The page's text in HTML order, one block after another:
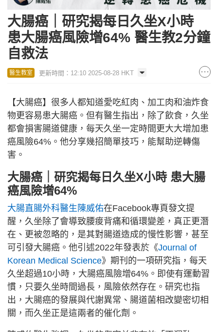
大腸癌｜研究揭每日久坐X小時
患大腸癌風險增64% 醫生教2分鐘
自救法
醫生教室 更新時間：12:10 2025-08-28 HKT
【大腸癌】很多人都知道愛吃紅肉、加工肉和油炸食
物更容易患大腸癌。但有醫生指出，除了飲食，久坐
都會損害腸道健康，每天久坐一定時間更大大增加患
癌風險64%。他分享幾招簡單技巧，能幫助逆轉傷
害。
大腸癌｜研究揭每日久坐X小時 患大腸
癌風險增64%
大腸直腸外科醫生陳威佑在Facebook專頁發文提
醒，久坐除了會導致腰痠背痛和循環變差，真正更潛
在、更被忽略的，是其對腸道造成的慢性影響，甚至
可引發大腸癌。他引述2022年發表於《Journal of
Korean Medical Science》期刊的一項研究指，每天
久坐超過10小時，大腸癌風險增64%。即使有運動習
慣，只要久坐時間過長，風險依然存在。研究也指
出，大腸癌的發展與代謝異常、腸道菌相改變密切相
關，而久坐正是這兩者的催化劑。